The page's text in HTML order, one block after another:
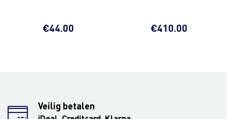
€44.00 €410.00
Veilig betalen